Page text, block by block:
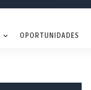
OPORTUNIDADES